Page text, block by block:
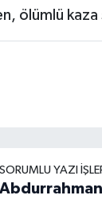
ölümlü
SORUMLU YAZI
Abdurrahman